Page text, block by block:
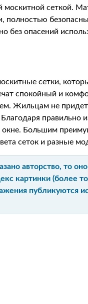
москитной сеткой.
полностью
опасений
сетки,
спокойный и
Жильцам не
правильно
Большим
сеток и разные
авторство, то
картинки (более
публикуются